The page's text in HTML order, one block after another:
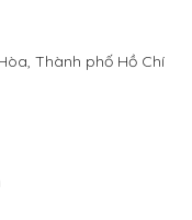
Thành phố Hồ Chí